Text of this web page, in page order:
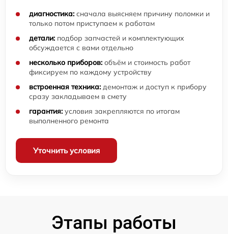
диагностика: сначала выясняем причину поломки и
только потом приступаем к работам
детали: подбор запчастей и комплектующих
обсуждается с вами отдельно
несколько приборов: объём и стоимость работ
фиксируем по каждому устройству
встроенная техника: демонтаж и доступ к прибору
сразу закладываем в смету
гарантия: условия закрепляются по итогам
выполненного ремонта
Уточнить условия
Этапы работы